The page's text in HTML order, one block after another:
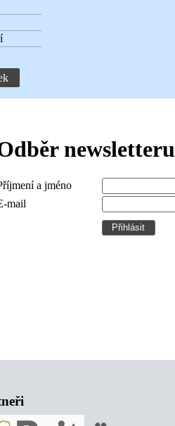
newsletteru
a jméno
mail